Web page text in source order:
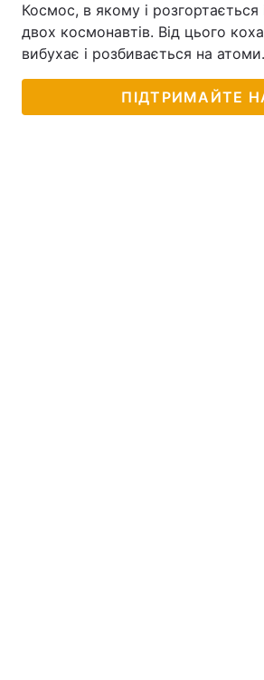
Космос, в якому і розгортається
двох космонавтів. Від цього
вибухає і розбивається на атоми.
ПІДТРИМАЙТЕ